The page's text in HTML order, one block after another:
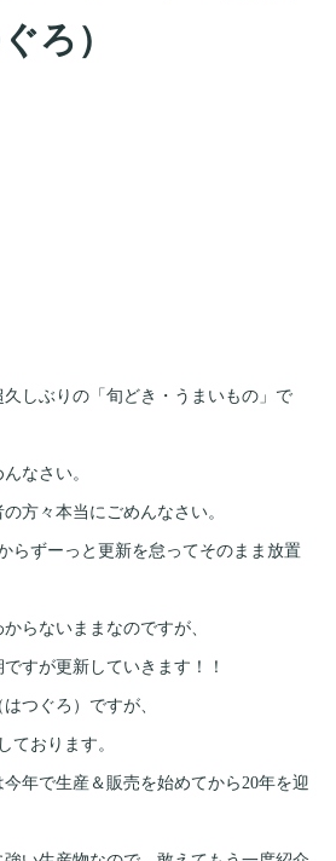
ろ）
しぶりの「旬どき・うまいもの」で
なさい。
方々本当にごめんなさい。
らずーっと更新を怠ってそのまま放置
らないままなのですが、
すが更新していきます！！
つぐろ）ですが、
ております。
年で生産＆販売を始めてから20年を迎